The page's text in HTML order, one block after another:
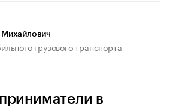
грузового транспорта
в